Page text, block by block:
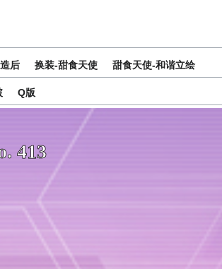
后 换装-甜食天使 甜食天使-和谐立绘
Q版
413